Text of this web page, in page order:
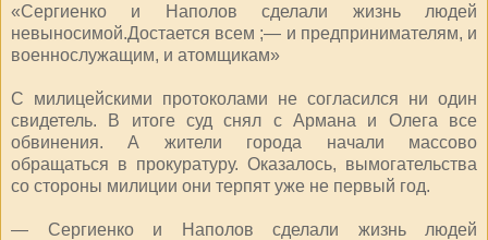
«Сергиенко и Наполов сделали жизнь людей
невыносимой.Достается всем ;— и предпринимателям, и
военнослужащим, и атомщикам»
С милицейскими протоколами не согласился ни один
свидетель. В итоге суд снял с Армана и Олега все
обвинения. А жители города начали массово
обращаться в прокуратуру. Оказалось, вымогательства
со стороны милиции они терпят уже не первый год.
— Сергиенко и Наполов сделали жизнь людей